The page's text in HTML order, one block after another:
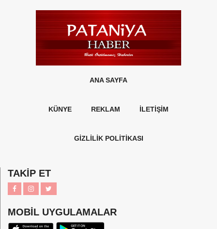
ANA SAYFA
KÜNYE REKLAM İLETİŞİM
GİZLİLİK POLİTİKASI
TAKİP ET
MOBİL UYGULAMALAR